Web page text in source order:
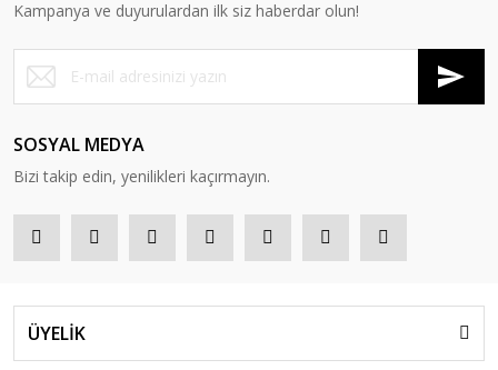
Kampanya ve duyurulardan ilk siz haberdar olun!
SOSYAL MEDYA
Bizi takip edin, yenilikleri kaçırmayın.
ÜYELİK